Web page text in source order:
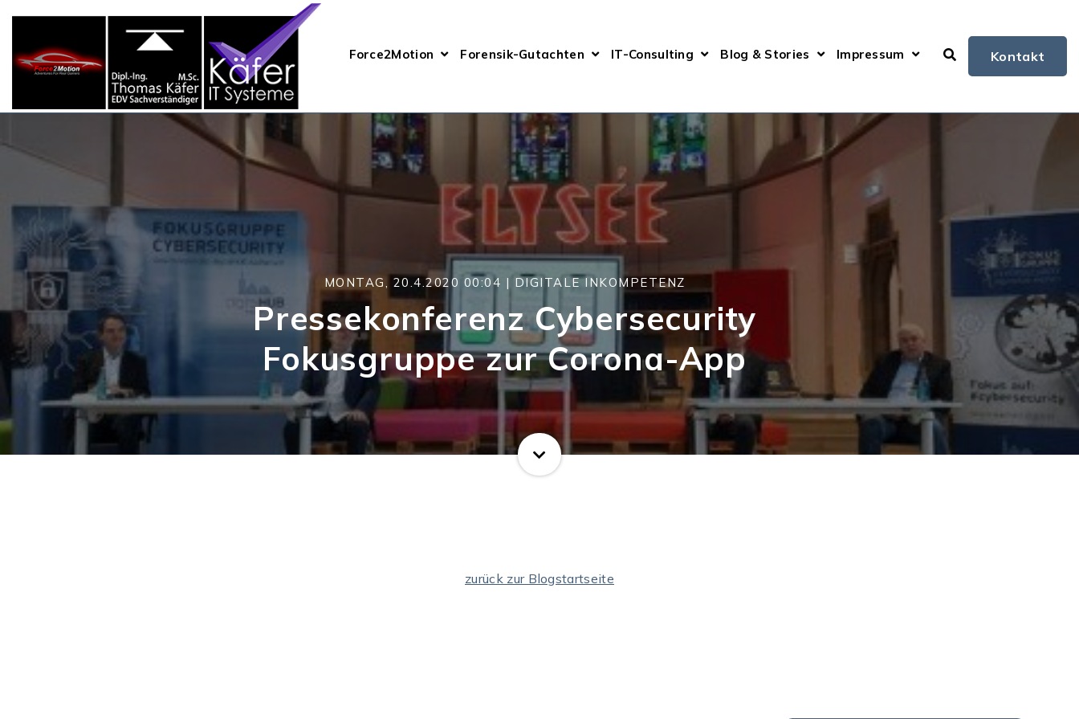
Force2Motion Forensik-Gutachten IT-Consulting Blog & Stories Open submenu for
Impressum Kontakt
MONTAG, 20.4.2020 00:04 | DIGITALE INKOMPETENZ
Pressekonferenz Cybersecurity
Fokusgruppe zur Corona-App
zurück zur Blogstartseite